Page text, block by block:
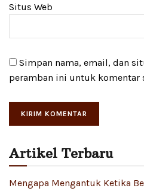
Situs Web
Simpan nama, email, dan
peramban ini untuk komentar
Artikel Terbaru
Mengapa Mengantuk Ketika